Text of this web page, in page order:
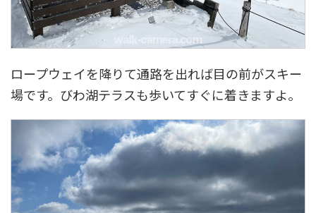
ロープウェイを降りて通路を出れば目の前がスキー
場です。びわ湖テラスも歩いてすぐに着きますよ。